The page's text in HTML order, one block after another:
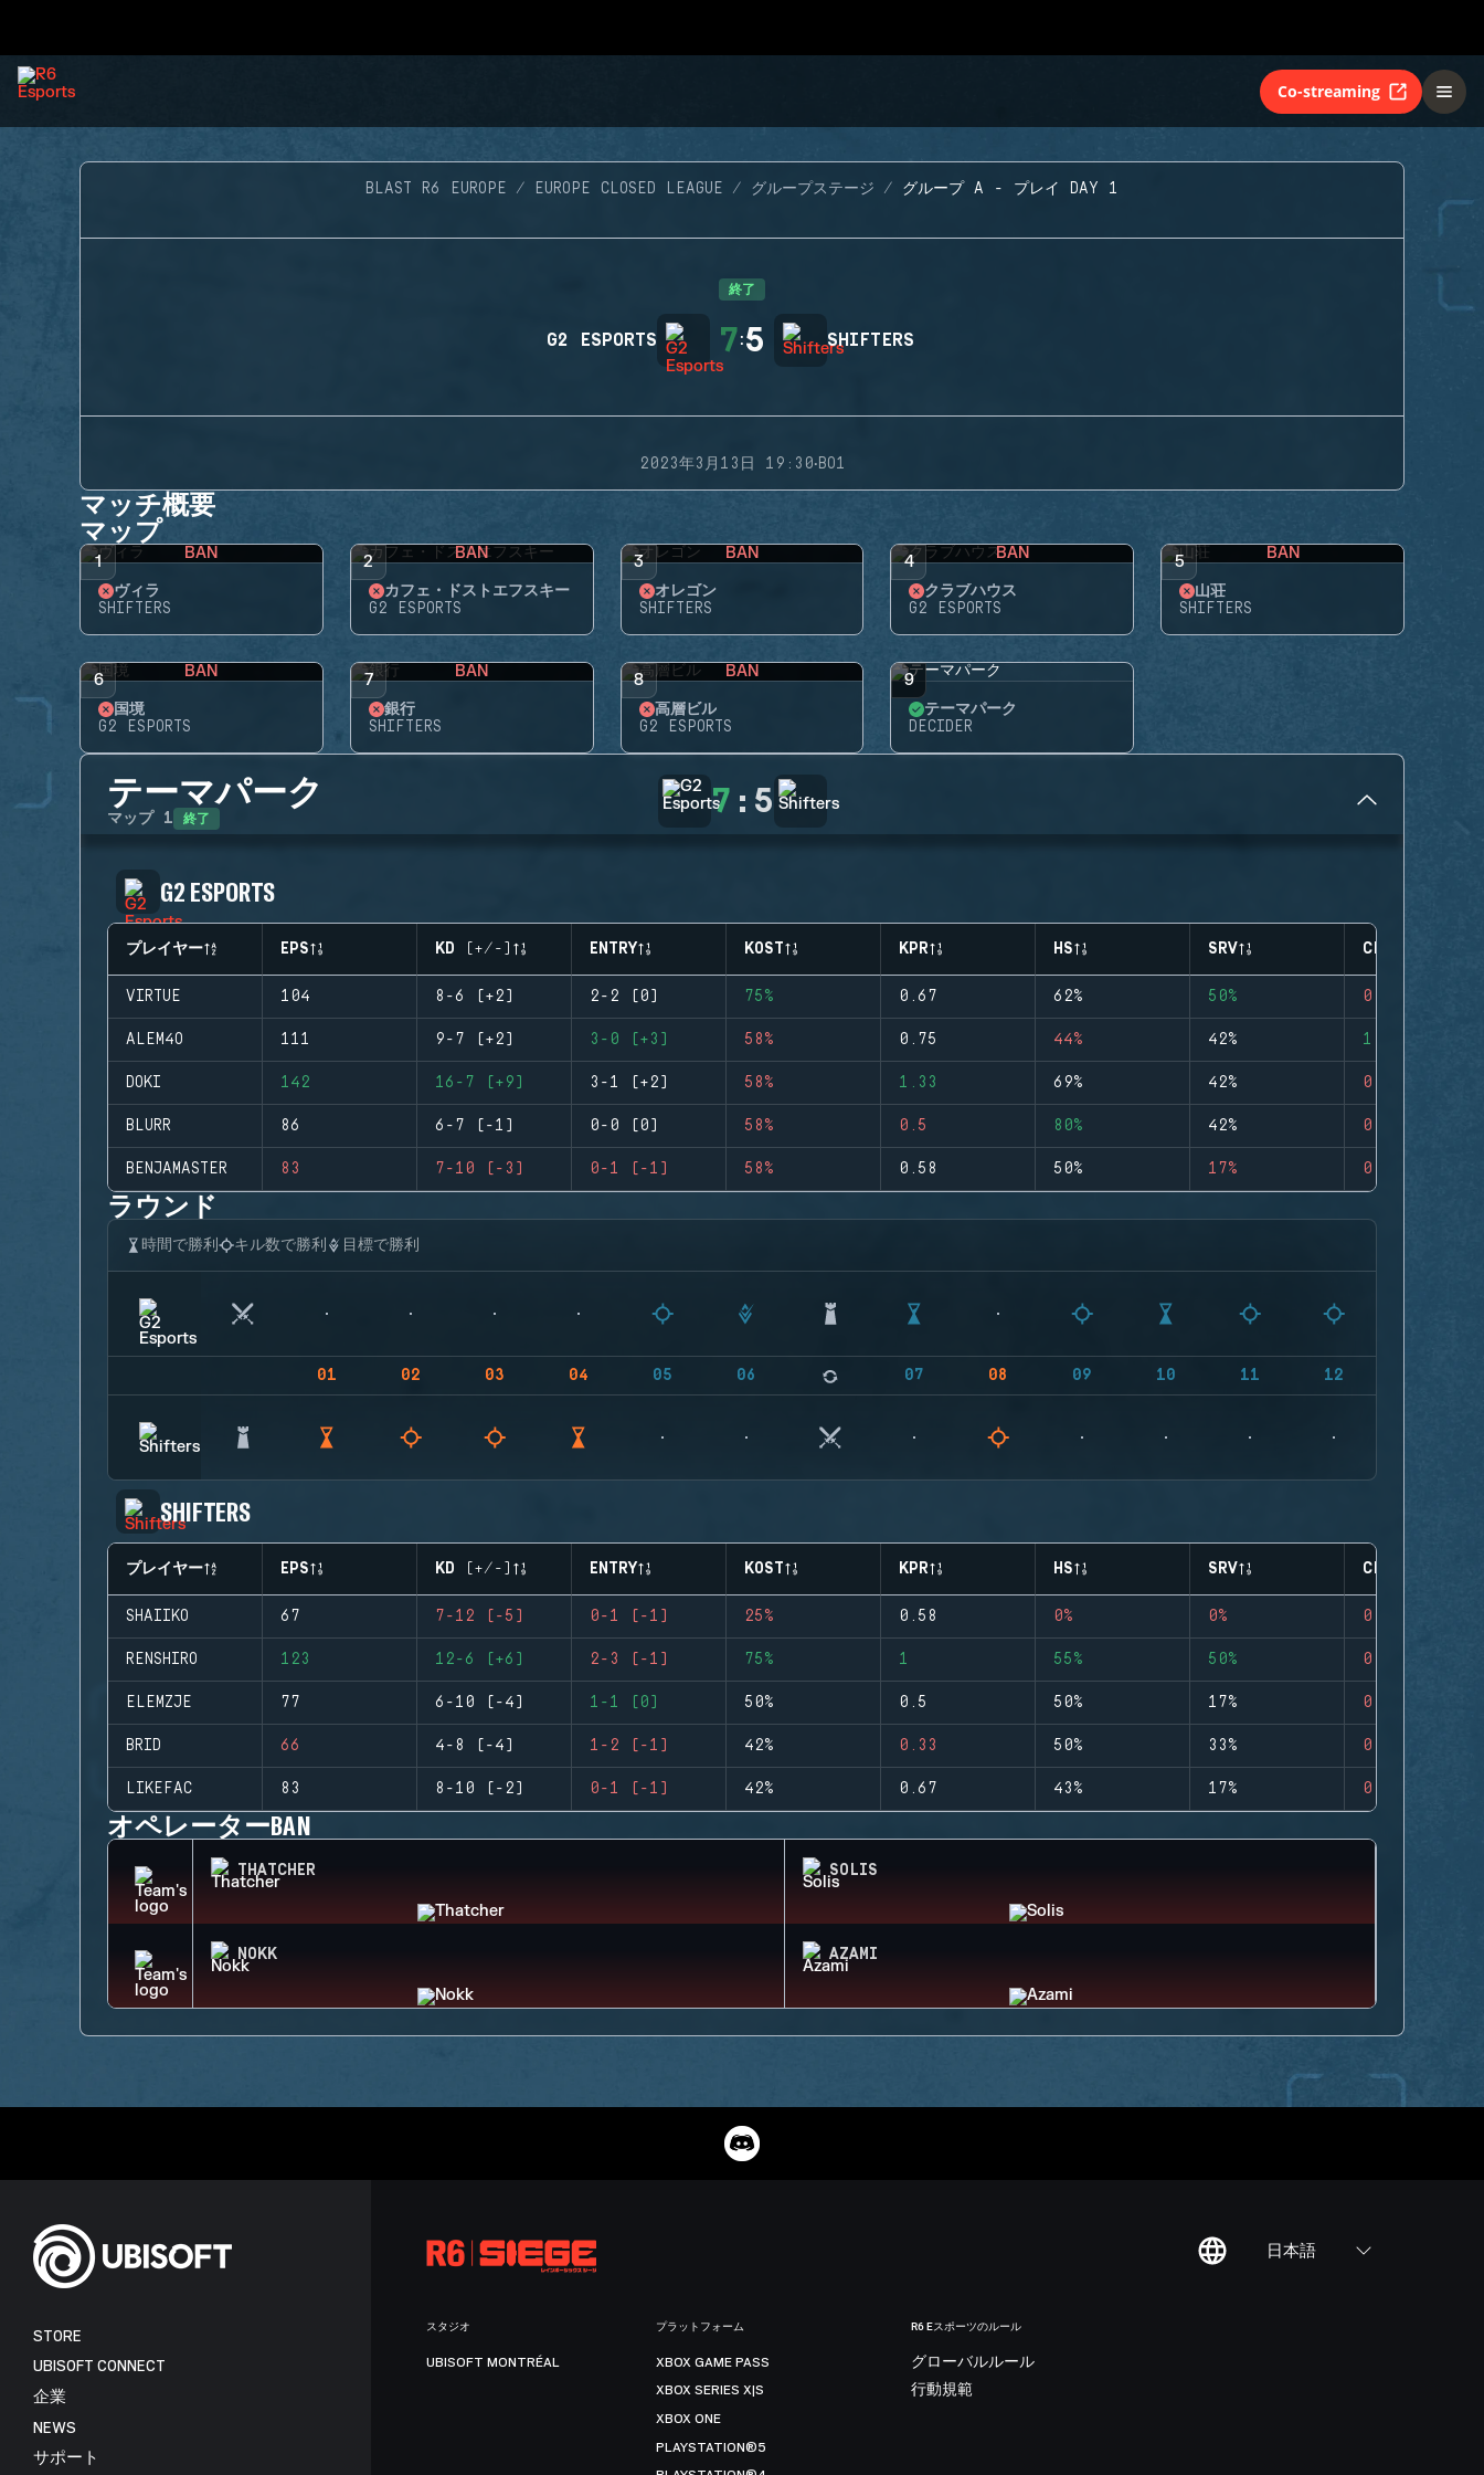
Co-streaming
BLAST R6 EUROPE EUROPE CLOSED LEAGUE グループステージ グループ A - プレイ DAY 1
終了
G2 ESPORTS 7:5 SHIFTERS
2023年3月13日 19:30·BO1
マッチ概要
マップ
1 BAN
ヴィラ
SHIFTERS
2 BAN
カフェ・ドストエフスキー
G2 ESPORTS
3 BAN
オレゴン
SHIFTERS
4 BAN
クラブハウス
G2 ESPORTS
5 BAN
山荘
SHIFTERS
6 BAN
国境
G2 ESPORTS
7 BAN
銀行
SHIFTERS
8 BAN
高層ビル
G2 ESPORTS
9
テーマパーク
DECIDER
テーマパーク
マップ 1 終了 7 : 5
G2 ESPORTS
プレイヤー EPS KD (+/-) ENTRY KOST KPR HS SRV CLUTCHES
VIRTUE 104 8-6 (+2) 2-2 (0) 75% 0.67 62% 50% 0
ALEM4O 111 9-7 (+2) 3-0 (+3) 58% 0.75 44% 42% 1
DOKI 142 16-7 (+9) 3-1 (+2) 58% 1.33 69% 42% 0
BLURR 86 6-7 (-1) 0-0 (0) 58% 0.5 80% 42% 0
BENJAMASTER 83 7-10 (-3) 0-1 (-1) 58% 0.58 50% 17% 0
ラウンド
時間で勝利 キル数で勝利 目標で勝利
01 02 03 04 05 06 07 08 09 10 11 12
SHIFTERS
プレイヤー EPS KD (+/-) ENTRY KOST KPR HS SRV CLUTCHES
SHAIIKO 67 7-12 (-5) 0-1 (-1) 25% 0.58 0% 0% 0
RENSHIRO 123 12-6 (+6) 2-3 (-1) 75% 1 55% 50% 0
ELEMZJE 77 6-10 (-4) 1-1 (0) 50% 0.5 50% 17% 0
BRID 66 4-8 (-4) 1-2 (-1) 42% 0.33 50% 33% 0
LIKEFAC 83 8-10 (-2) 0-1 (-1) 42% 0.67 43% 17% 0
オペレーターBAN
THATCHER SOLIS
NOKK AZAMI
日本語
STORE
UBISOFT CONNECT
企業
NEWS
サポート
スタジオ
UBISOFT MONTRÉAL
プラットフォーム
XBOX GAME PASS
XBOX SERIES X|S
XBOX ONE
PLAYSTATION®5
R6 Eスポーツのルール
グローバルルール
行動規範